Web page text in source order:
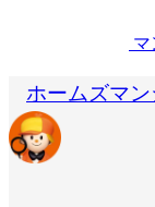
マ
ホームズマ